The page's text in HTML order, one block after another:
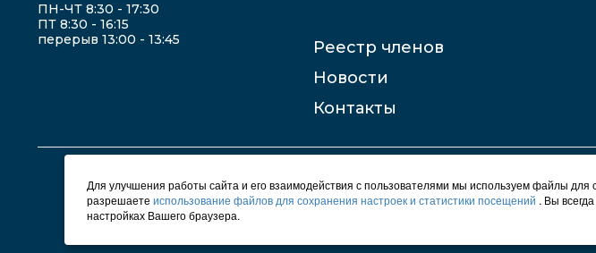
ПН-ЧТ 8:30 - 17:30
ПТ 8:30 - 16:15
перерыв 13:00 - 13:45
Реестр членов
Новости
Контакты
Для улучшения работы сайта и его взаимодействия с пользователями мы используем файлы
разрешаете использование файлов для сохранения настроек и статистики посещений . Вы
настройках Вашего браузера.